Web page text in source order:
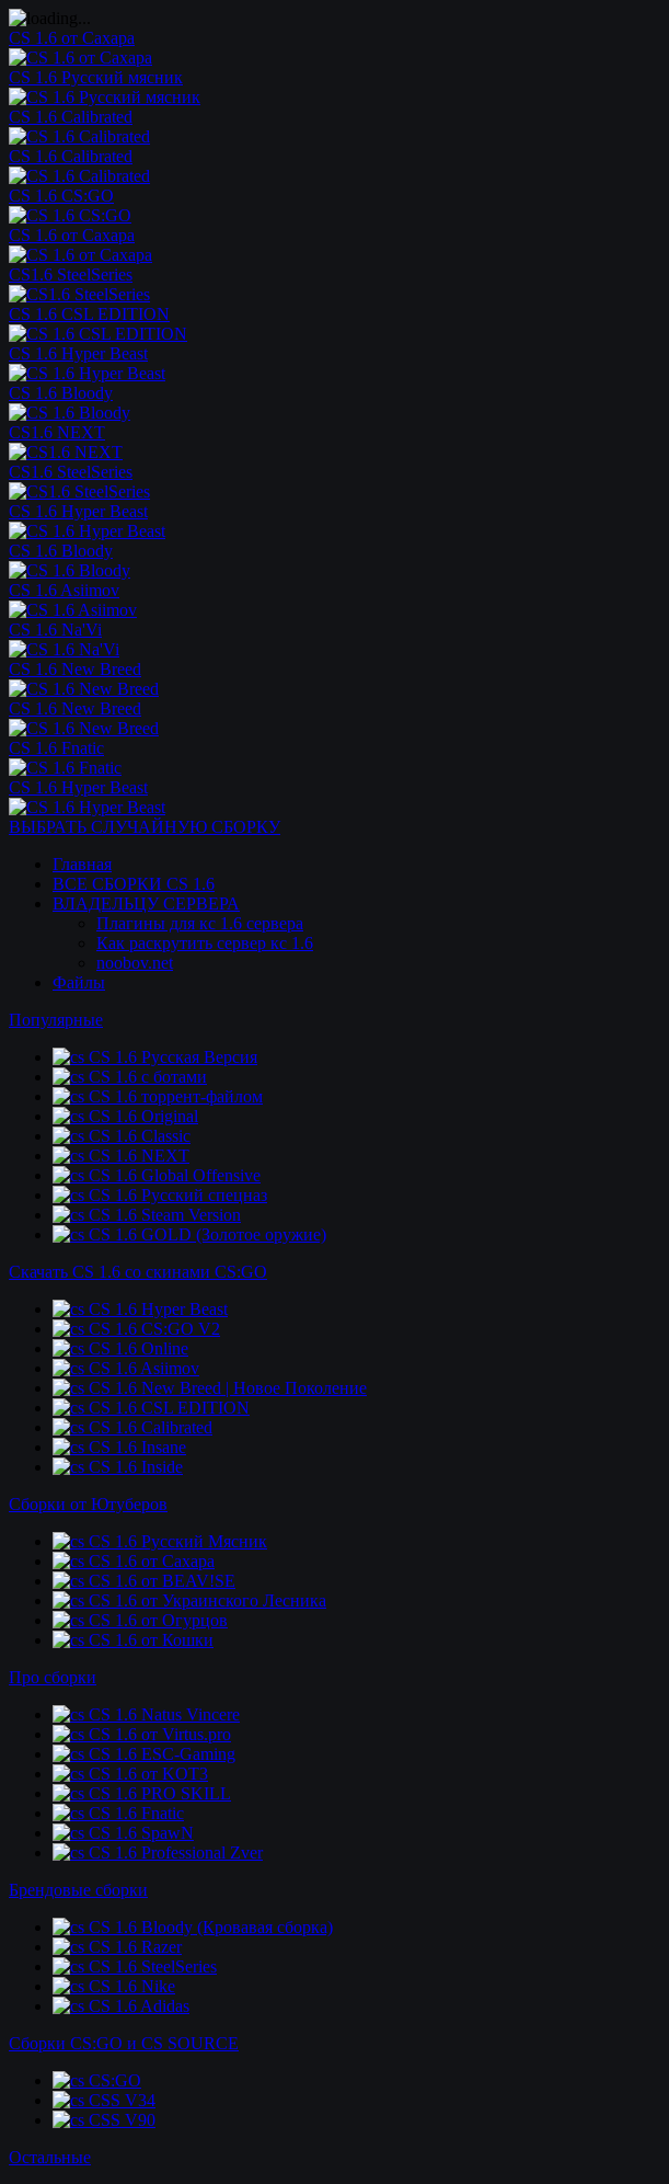
CS 1.6 от Сахара
CS 1.6 Русский мясник
CS 1.6 Calibrated
CS 1.6 Calibrated
CS 1.6 CS:GO
CS 1.6 от Сахара
CS1.6 SteelSeries
CS 1.6 CSL EDITION
CS 1.6 Hyper Beast
CS 1.6 Bloody
CS1.6 NEXT
CS1.6 SteelSeries
CS 1.6 Hyper Beast
CS 1.6 Bloody
CS 1.6 Asiimov
CS 1.6 Na'Vi
CS 1.6 New Breed
CS 1.6 New Breed
CS 1.6 Fnatic
CS 1.6 Hyper Beast
ВЫБРАТЬ СЛУЧАЙНУЮ СБОРКУ
Главная
ВСЕ СБОРКИ CS 1.6
ВЛАДЕЛЬЦУ СЕРВЕРА
Плагины для кс 1.6 сервера
Как раскрутить сервер кс 1.6
noobov.net
Файлы
Популярные
CS 1.6 Русская Версия
CS 1.6 c ботами
CS 1.6 торрент-файлом
CS 1.6 Original
CS 1.6 Classic
CS 1.6 NEXT
CS 1.6 Global Offensive
CS 1.6 Русский спецназ
CS 1.6 Steam Version
CS 1.6 GOLD (Золотое оружие)
Скачать CS 1.6 со скинами CS:GO
CS 1.6 Hyper Beast
CS 1.6 CS:GO V2
CS 1.6 Online
CS 1.6 Asiimov
CS 1.6 New Breed | Новое Поколение
CS 1.6 CSL EDITION
CS 1.6 Calibrated
CS 1.6 Insane
CS 1.6 Inside
Сборки от Ютуберов
CS 1.6 Русский Мясник
CS 1.6 от Сахара
CS 1.6 от BEAV!SE
CS 1.6 от Украинского Лесника
CS 1.6 от Огурцов
CS 1.6 от Кошки
Про сборки
CS 1.6 Natus Vincere
CS 1.6 от Virtus.pro
CS 1.6 ESC-Gaming
CS 1.6 от KOT3
CS 1.6 PRO SKILL
CS 1.6 Fnatic
CS 1.6 SpawN
CS 1.6 Professional Zver
Брендовые сборки
CS 1.6 Bloody (Кровавая сборка)
CS 1.6 Razer
CS 1.6 SteelSeries
CS 1.6 Nike
CS 1.6 Adidas
Сборки CS:GO и CS SOURCE
CS:GO
CSS V34
CSS V90
Остальные